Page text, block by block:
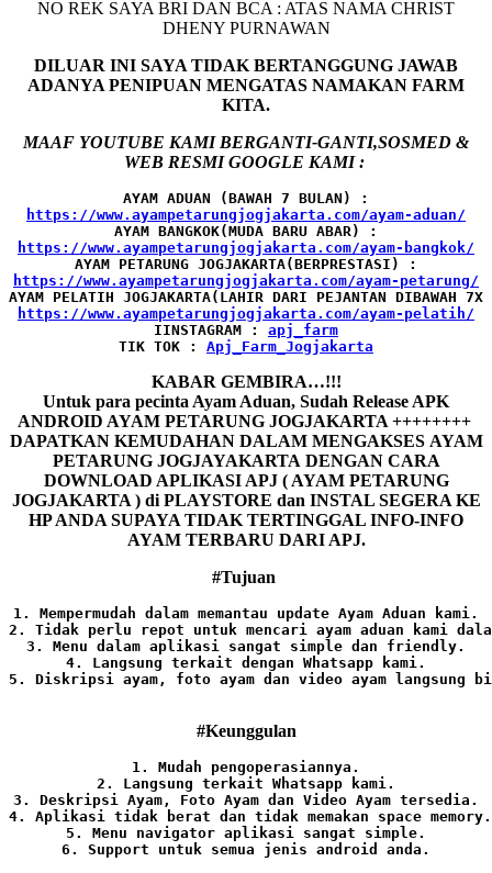
NO REK SAYA BRI DAN BCA : ATAS NAMA CHRIST
DHENY PURNAWAN
DILUAR INI SAYA TIDAK BERTANGGUNG JAWAB
ADANYA PENIPUAN MENGATAS NAMAKAN FARM
KITA.
MAAF YOUTUBE KAMI BERGANTI-GANTI,SOSMED &
WEB RESMI GOOGLE KAMI :
AYAM ADUAN (BAWAH 7 BULAN) :
AYAM BANGKOK(MUDA BARU ABAR) :
AYAM PETARUNG JOGJAKARTA(BERPRESTASI) :
AYAM PELATIH JOGJAKARTA(LAHIR DARI PEJANTAN DIBAWAH
IINSTAGRAM :
TIK TOK : Apj_Farm_Jogjakarta
KABAR GEMBIRA…!!!
Untuk para pecinta Ayam Aduan, Sudah Release APK
ANDROID AYAM PETARUNG JOGJAKARTA ++++++++
DAPATKAN KEMUDAHAN DALAM MENGAKSES AYAM
PETARUNG JOGJAYAKARTA DENGAN CARA
DOWNLOAD APLIKASI APJ ( AYAM PETARUNG
JOGJAKARTA ) di PLAYSTORE dan INSTAL SEGERA KE
HP ANDA SUPAYA TIDAK TERTINGGAL INFO-INFO
AYAM TERBARU DARI APJ.
#Tujuan
1. Mempermudah dalam memantau update Ayam Aduan kami.
2. Tidak perlu repot untuk mencari ayam aduan kami
3. Menu dalam aplikasi sangat simple dan friendly.
4. Langsung terkait dengan Whatsapp kami.
5. Diskripsi ayam, foto ayam dan video ayam
#Keunggulan
1. Mudah pengoperasiannya.
2. Langsung terkait Whatsapp kami.
3. Deskripsi Ayam, Foto Ayam dan Video Ayam tersedia.
4. Aplikasi tidak berat dan tidak memakan space memory.
5. Menu navigator aplikasi sangat simple.
6. Support untuk semua jenis android anda.